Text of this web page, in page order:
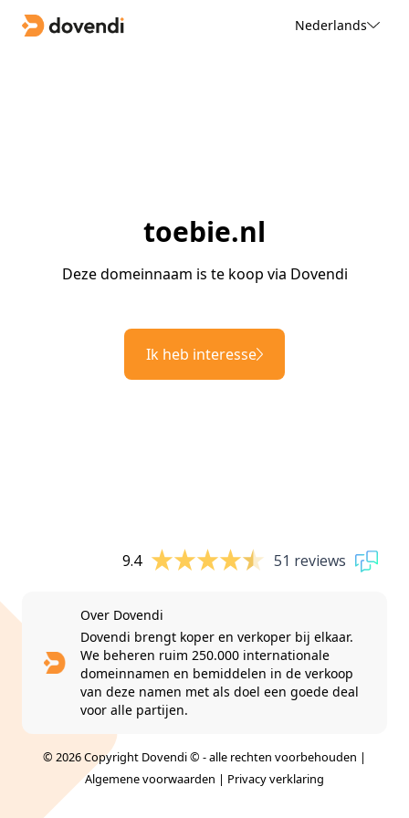
Nederlands
toebie.nl
Deze domeinnaam is te koop via Dovendi
Ik heb interesse
9.4 51 reviews
Over Dovendi
Dovendi brengt koper en verkoper bij elkaar.
We beheren ruim 250.000 internationale
domeinnamen en bemiddelen in de verkoop
van deze namen met als doel een goede deal
voor alle partijen.
© 2026 Copyright Dovendi © - alle rechten voorbehouden |
Algemene voorwaarden | Privacy verklaring